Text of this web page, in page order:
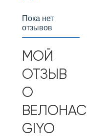
Пока нет
отзывов
МОЙ
ОТЗЫВ
О
GIYO